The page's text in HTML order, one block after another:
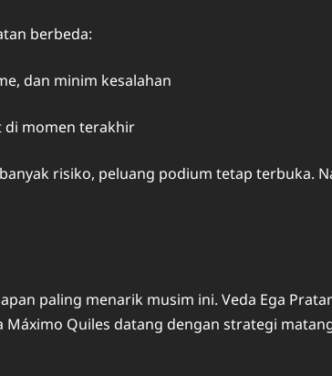
berbeda:
dan minim kesalahan
di momen terakhir
risiko, peluang podium tetap terbuka.
paling menarik musim ini. Veda Ega
Quiles datang dengan strategi